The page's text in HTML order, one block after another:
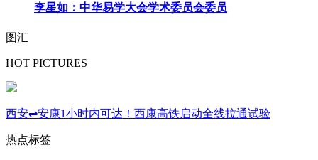
李星如：中华易学大会学术委员会委员
图汇
HOT PICTURES
西安⇌安康1小时内可达！西康高铁启动全线拉通试验
热点标签